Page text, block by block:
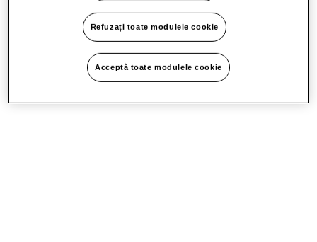
Refuzați toate modulele cookie
Acceptă toate modulele cookie